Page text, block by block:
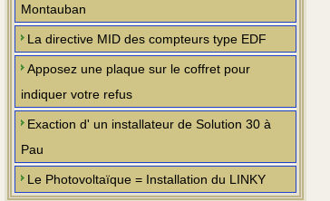
Montauban
La directive MID des compteurs type EDF
Apposez une plaque sur le coffret pour
indiquer votre refus
Exaction d' un installateur de Solution 30 à
Pau
Le Photovoltaïque = Installation du LINKY